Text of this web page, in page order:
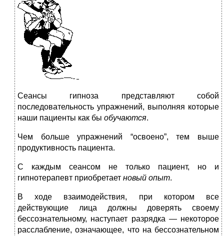
Сеансы гипноза представляют собой
последовательность упражнений, выполняя которые
наши пациенты как бы обучаются.
Чем больше упражнений “освоено”, тем выше
продуктивность пациента.
С каждым сеансом не только пациент, но и
гипнотерапевт приобретает новый опыт.
В ходе взаимодействия, при котором все
действующие лица должны доверять своему
бессознательному, наступает разрядка — некоторое
расслабление, означающее, что на бессознательном